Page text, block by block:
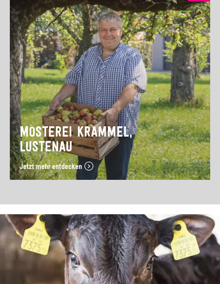
MOSTEREI KRAMMEL,
LUSTENAU
Jetzt mehr entdecken